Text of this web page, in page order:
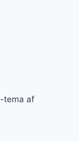
tema af